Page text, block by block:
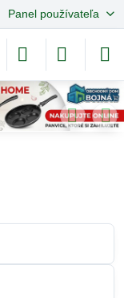
Panel používateľa